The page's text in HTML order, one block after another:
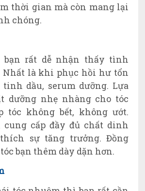
thời gian mà còn mang lại
chóng.
bạn rất dễ nhận thấy tình
Nhất là khi phục hồi hư tổn
dầu, serum dưỡng. Lựa
dưỡng nhẹ nhàng cho tóc
tóc không bết, không ướt.
cấp đầy đủ chất dinh
sự tăng trưởng. Đồng
bạn thêm dày dặn hơn.